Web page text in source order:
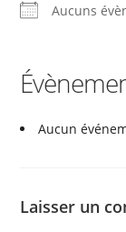
Aucuns
Aucun
Laisser un